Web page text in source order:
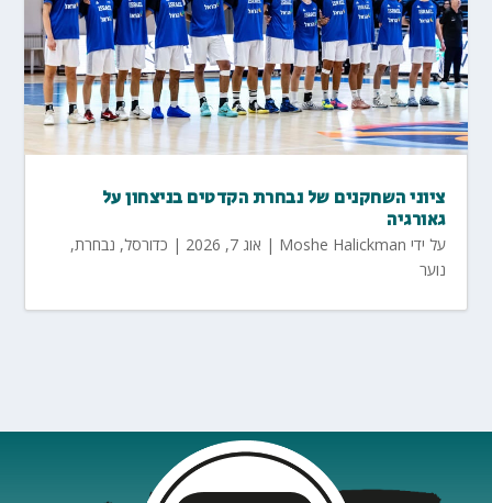
ציוני השחקנים של נבחרת הקדטים בניצחון על
גאורגיה
על ידי Moshe Halickman
| אוג 7, 2026 | כדורסל, נבחרת,
נוער